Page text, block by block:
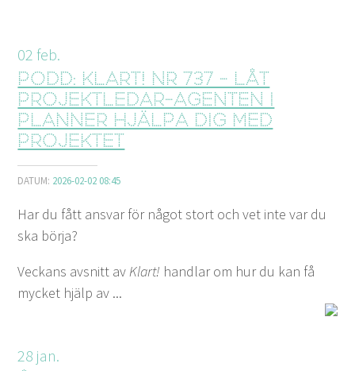
02 feb.
Podd: Klart! nr 737 - Låt
projektledar-agenten i
Planner hjälpa dig med
projektet
DATUM: 2026-02-02 08:45
Har du fått ansvar för något stort och vet inte var du
ska börja?
Veckans avsnitt av Klart! handlar om hur du kan få
mycket hjälp av ...
28 jan.